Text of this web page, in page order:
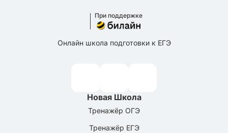
При поддержке
Онлайн школа подготовки к ЕГЭ
Новая Школа
Тренажёр ОГЭ
Тренажёр ЕГЭ